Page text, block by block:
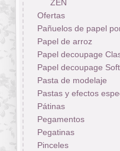
ZEN
Ofertas
Pañuelos de papel
Papel de arroz
Papel decoupage
Papel decoupage Soft
Pasta de modelaje
Pastas y efectos
Pátinas
Pegamentos
Pegatinas
Pinceles